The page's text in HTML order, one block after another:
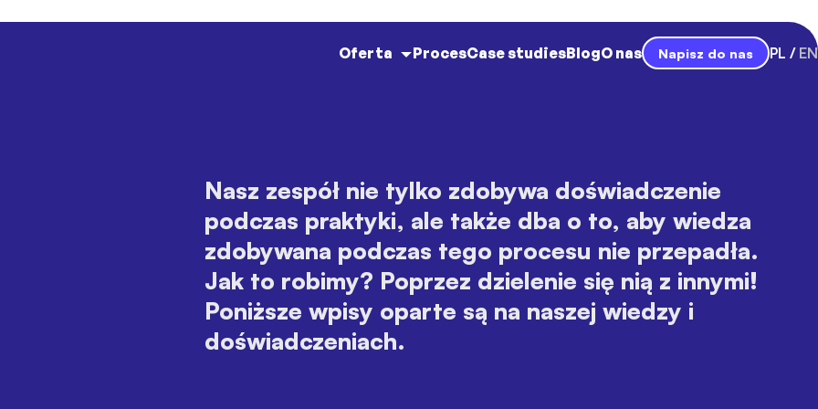
Oferta ProcesCase studiesBlogO nas Napisz do nas PL EN
Nasz zespół nie tylko zdobywa doświadczenie
podczas praktyki, ale także dba o to, aby wiedza
zdobywana podczas tego procesu nie przepadła.
Jak to robimy? Poprzez dzielenie się nią z innymi!
Poniższe wpisy oparte są na naszej wiedzy i
doświadczeniach.